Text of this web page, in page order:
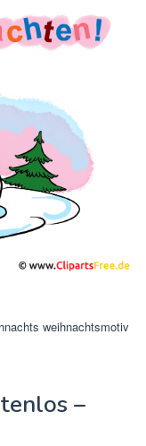
weihnachtsmotiv
–